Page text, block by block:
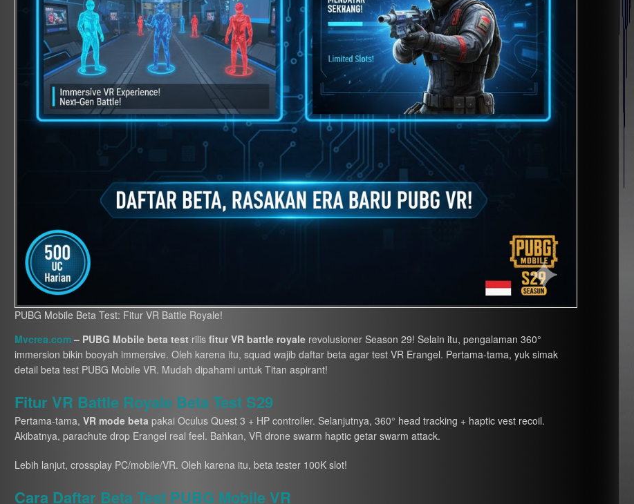
PUBG Mobile Beta Test: Fitur VR Battle Royale!
Mvcrea.com– PUBG Mobile beta test rilis fitur VR battle royalerevolusioner Season 29! Selain itu, pengalaman 360°
immersion bikin booyah immersive. Oleh karena itu, squad wajib daftar beta agar test VR Erangel. Pertama-tama, yuk simak
detail beta test PUBG Mobile VR. Mudah dipahami untuk Titan aspirant!
Fitur VR Battle Royale Beta Test S29
Pertama-tama, VR mode beta pakai Oculus Quest 3 + HP controller. Selanjutnya, 360° head tracking + haptic vest recoil.
Akibatnya, parachute drop Erangel real feel. Bahkan, VR drone swarm haptic getar swarm attack.
Lebih lanjut, crossplay PC/mobile/VR. Oleh karena itu, beta tester 100K slot!
Cara Daftar Beta Test PUBG Mobile VR